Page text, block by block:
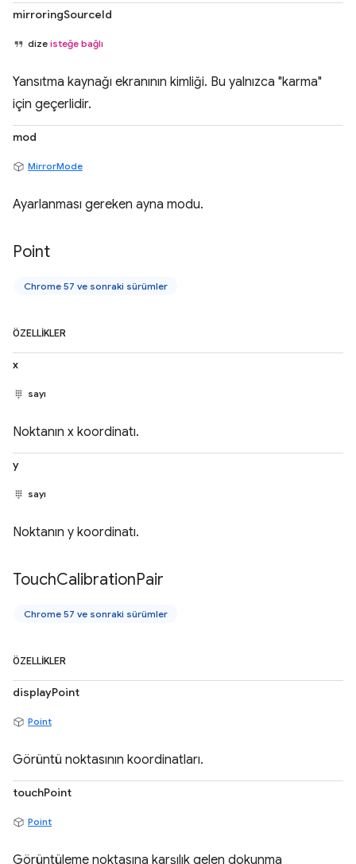
mirroringSourceId
dize isteğe bağlı
Yansıtma kaynağı ekranının kimliği. Bu yalnızca "karma"
için geçerlidir.
mod
MirrorMode
Ayarlanması gereken ayna modu.
Point
Chrome 57 ve sonraki sürümler
ÖZELLIKLER
x
sayı
Noktanın x koordinatı.
y
sayı
Noktanın y koordinatı.
TouchCalibrationPair
Chrome 57 ve sonraki sürümler
ÖZELLIKLER
displayPoint
Point
Görüntü noktasının koordinatları.
touchPoint
Point
Görüntüleme noktasına karşılık gelen dokunma